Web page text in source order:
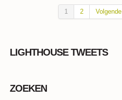
1 2 Volgende
LIGHTHOUSE TWEETS
ZOEKEN